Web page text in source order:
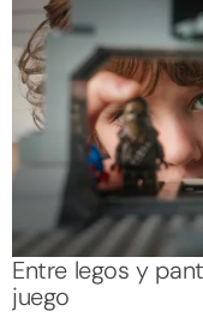
Entre legos y
juego